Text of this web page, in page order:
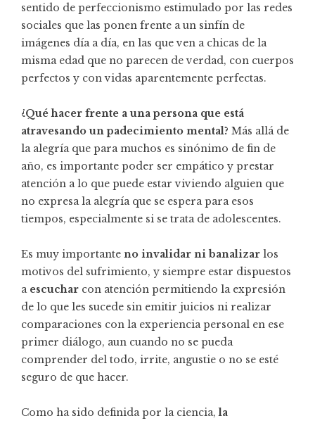
sentido de perfeccionismo estimulado por las redes
sociales que las ponen frente a un sinfín de
imágenes día a día, en las que ven a chicas de la
misma edad que no parecen de verdad, con cuerpos
perfectos y con vidas aparentemente perfectas.
¿Qué hacer frente a una persona que está
atravesando un padecimiento mental? Más allá de
la alegría que para muchos es sinónimo de fin de
año, es importante poder ser empático y prestar
atención a lo que puede estar viviendo alguien que
no expresa la alegría que se espera para esos
tiempos, especialmente si se trata de adolescentes.
Es muy importante no invalidar ni banalizar los
motivos del sufrimiento, y siempre estar dispuestos
a escuchar con atención permitiendo la expresión
de lo que les sucede sin emitir juicios ni realizar
comparaciones con la experiencia personal en ese
primer diálogo, aun cuando no se pueda
comprender del todo, irrite, angustie o no se esté
seguro de que hacer.
Como ha sido definida por la ciencia,la